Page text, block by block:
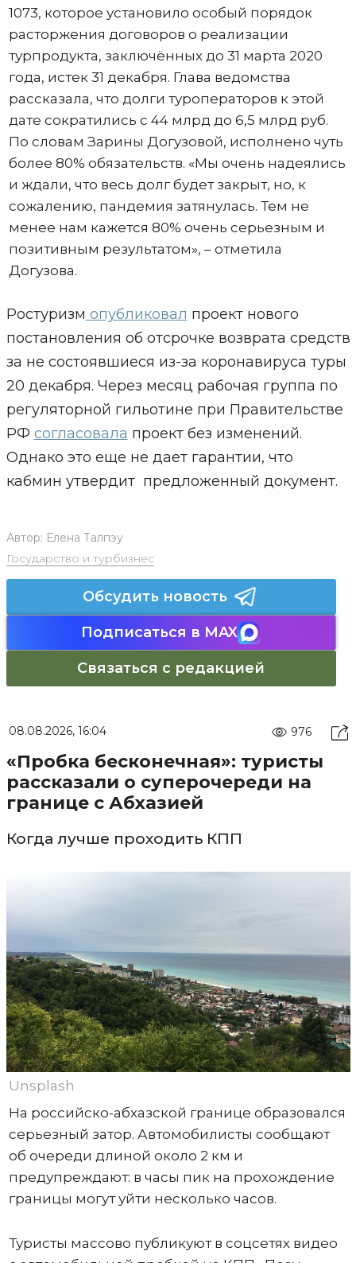
1073, которое установило особый порядок
расторжения договоров о реализации
турпродукта, заключённых до 31 марта 2020
года, истек 31 декабря. Глава ведомства
рассказала, что долги туроператоров к этой
дате сократились с 44 млрд до 6,5 млрд руб.
По словам Зарины Догузовой, исполнено чуть
более 80% обязательств. «Мы очень надеялись
и ждали, что весь долг будет закрыт, но, к
сожалению, пандемия затянулась. Тем не
менее нам кажется 80% очень серьезным и
позитивным результатом», – отметила
Догузова.
Ростуризм опубликовал проект нового
постановления об отсрочке возврата средств
за не состоявшиеся из-за коронавируса туры
20 декабря. Через месяц рабочая группа по
регуляторной гильотине при Правительстве
РФ согласовала проект без изменений.
Однако это еще не дает гарантии, что
кабмин утвердит предложенный документ.
Автор: Елена Талпэу
Государство и турбизнес
Обсудить новость
Подписаться в MAX
Связаться с редакцией
08.08.2026, 16:04 976
«Пробка бесконечная»: туристы
рассказали о суперочереди на
границе с Абхазией
Когда лучше проходить КПП
Unsplash
На российско-абхазской границе образовался
серьезный затор. Автомобилисты сообщают
об очереди длиной около 2 км и
предупреждают: в часы пик на прохождение
границы могут уйти несколько часов.
Туристы массово публикуют в соцсетях видео